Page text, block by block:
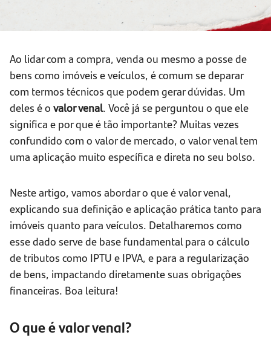
Ao lidar com a compra, venda ou mesmo a posse de
bens como imóveis e veículos, é comum se deparar
com termos técnicos que podem gerar dúvidas. Um
deles é o valor venal. Você já se perguntou o que ele
significa e por que é tão importante? Muitas vezes
confundido com o valor de mercado, o valor venal tem
uma aplicação muito específica e direta no seu bolso.
Neste artigo, vamos abordar o que é valor venal,
explicando sua definição e aplicação prática tanto para
imóveis quanto para veículos. Detalharemos como
esse dado serve de base fundamental para o cálculo
de tributos como IPTU e IPVA, e para a regularização
de bens, impactando diretamente suas obrigações
financeiras. Boa leitura!
O que é valor venal?